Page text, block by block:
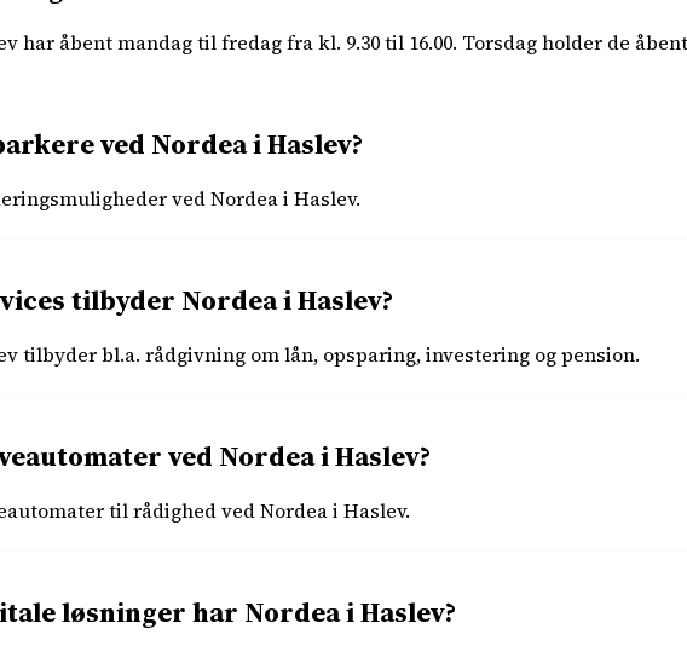
har åbent mandag til fredag fra kl. 9.30 til 16.00. Torsdag holder de
ved Nordea i Haslev?
ved Nordea i Haslev.
tilbyder Nordea i Haslev?
tilbyder bl.a. rådgivning om lån, opsparing, investering og pension.
ved Nordea i Haslev?
til rådighed ved Nordea i Haslev.
løsninger har Nordea i Haslev?